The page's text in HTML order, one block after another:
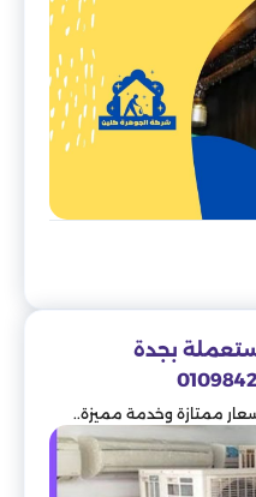
بجدة
ممتازة وخدمة مميزة..